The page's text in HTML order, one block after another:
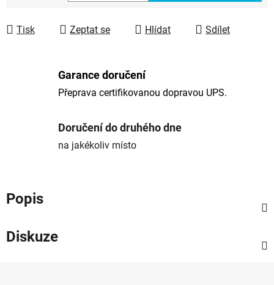
Tisk Zeptat se Hlídat Sdílet
Garance doručení
Přeprava certifikovanou dopravou UPS.
Doručení do druhého dne
na jakékoliv místo
Popis
Diskuze